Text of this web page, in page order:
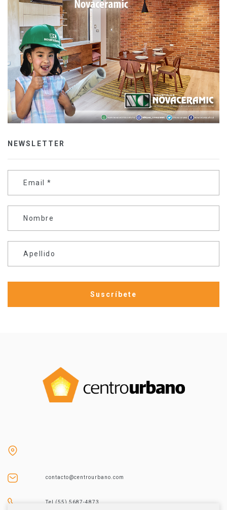
NEWSLETTER
Email *
Nombre
Apellido
contacto@centrourbano.com
Tel (55) 5687-4873